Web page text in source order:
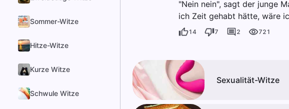
Sommer-Witze
Hitze-Witze
Kurze Witze
Schwule Witze
"Nein nein", sagt der junge
ich Zeit gehabt hätte, wäre
14 7 2 721
Sexualität-Witze